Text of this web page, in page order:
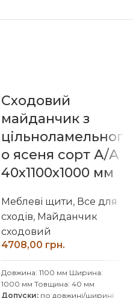
Сходовий
майданчик з
цільноламельног
о ясеня сорт А/А
40х1100х1000 мм
Меблеві щити, Все для
сходів, Майданчик
сходовий
грн.
Довжина: 1100 мм Ширина:
1000 мм Товщина: 40 мм
Допуски: по довжині/ширині